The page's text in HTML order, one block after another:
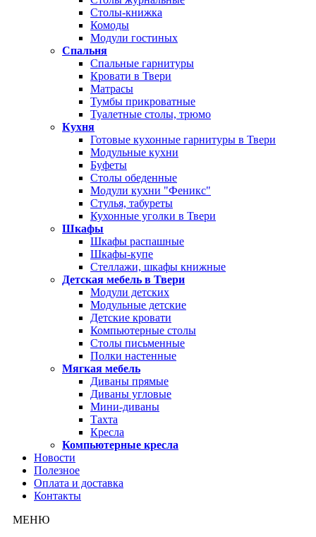
Столы-книжка
Комоды
Модули гостиных
Спальня
Спальные гарнитуры
Кровати в Твери
Матрасы
Тумбы прикроватные
Туалетные столы, трюмо
Кухня
Готовые кухонные гарнитуры в Твери
Модульные кухни
Буфеты
Столы обеденные
Модули кухни "Феникс"
Стулья, табуреты
Кухонные уголки в Твери
Шкафы
Шкафы распашные
Шкафы-купе
Стеллажи, шкафы книжные
Детская мебель в Твери
Модули детских
Модульные детские
Детские кровати
Компьютерные столы
Столы письменные
Полки настенные
Мягкая мебель
Диваны прямые
Диваны угловые
Мини-диваны
Тахта
Кресла
Компьютерные кресла
Новости
Полезное
Оплата и доставка
Контакты
МЕНЮ